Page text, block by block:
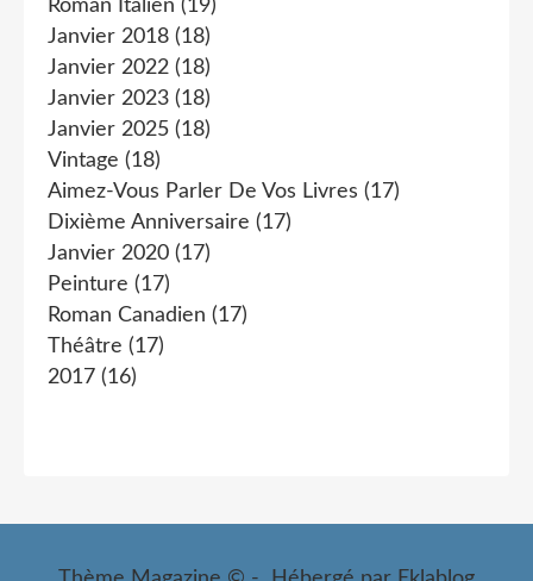
Roman Italien (19)
Janvier 2018 (18)
Janvier 2022 (18)
Janvier 2023 (18)
Janvier 2025 (18)
Vintage (18)
Aimez-Vous Parler De Vos Livres (17)
Dixième Anniversaire (17)
Janvier 2020 (17)
Peinture (17)
Roman Canadien (17)
Théâtre (17)
2017 (16)